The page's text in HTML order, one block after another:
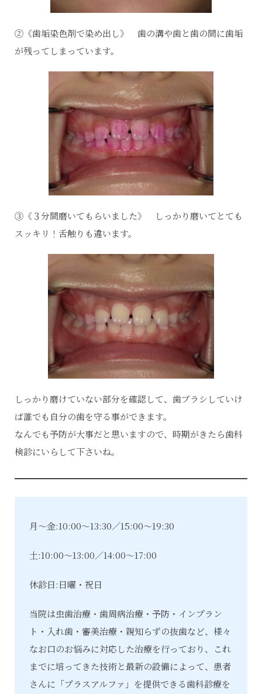
②《歯垢染色剤で染め出し》 歯の溝や歯と歯の間に歯垢
が残ってしまっています。
③《３分間磨いてもらいました》 しっかり磨いてとても
スッキリ！舌触りも違います。
しっかり磨けていない部分を確認して、歯ブラシしていけ
ば誰でも自分の歯を守る事ができます。
なんでも予防が大事だと思いますので、時期がきたら歯科
検診にいらして下さいね。
月～金:10:00～13:30／15:00～19:30
土:10:00～13:00／14:00～17:00
休診日:日曜・祝日
当院は虫歯治療・歯周病治療・予防・インプラン
ト・入れ歯・審美治療・親知らずの抜歯など、様々
なお口のお悩みに対応した治療を行っており、これ
までに培ってきた技術と最新の設備によって、患者
さんに「プラスアルファ」を提供できる歯科診療を